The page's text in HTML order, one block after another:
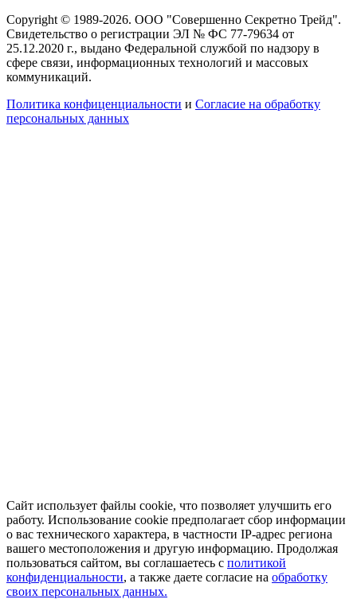
Copyright © 1989-2026. ООО "Совершенно Секретно Трейд".
Свидетельство о регистрации ЭЛ № ФС 77-79634 от
25.12.2020 г., выдано Федеральной службой по надзору в
сфере связи, информационных технологий и массовых
коммуникаций.
Политика конфиценциальности и Согласие на обработку
персональных данных
Сайт использует файлы cookie, что позволяет улучшить его
работу. Использование cookie предполагает сбор информации
о вас технического характера, в частности IP-адрес региона
вашего местоположения и другую информацию. Продолжая
пользоваться сайтом, вы соглашаетесь с политикой
конфиденциальности, а также даете согласие на обработку
своих персональных данных.